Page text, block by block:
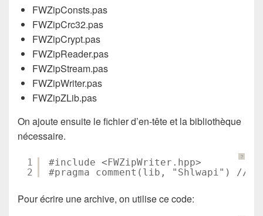
FWZipConsts.pas
FWZipCrc32.pas
FWZipCrypt.pas
FWZipReader.pas
FWZipStream.pas
FWZipWriter.pas
FWZipZLib.pas
On ajoute ensuite le fichier d’en-tête et la bibliothèque
nécessaire.
?
1
2
#include <FWZipWriter.hpp>
#pragma comment(lib, "Shlwapi") //
Pour écrire une archive, on utilise ce code: